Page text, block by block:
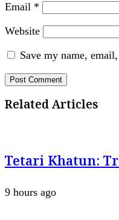
Email *
Website
Save my name,
Related Articles
Tetari Khatun:
9 hours ago